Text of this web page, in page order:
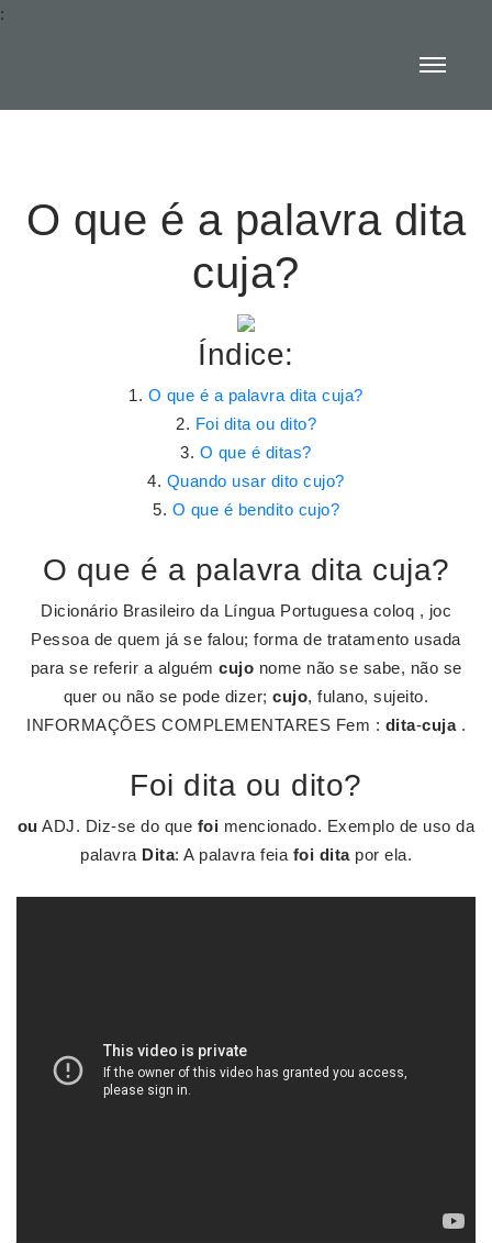
:
O que é a palavra dita
cuja?
Índice:
O que é a palavra dita cuja?
Foi dita ou dito?
O que é ditas?
Quando usar dito cujo?
O que é bendito cujo?
O que é a palavra dita cuja?
Dicionário Brasileiro da Língua Portuguesa coloq , joc
Pessoa de quem já se falou; forma de tratamento usada
para se referir a alguém cujo nome não se sabe, não se
quer ou não se pode dizer;cujo, fulano, sujeito.
INFORMAÇÕES COMPLEMENTARES Fem : dita-cuja.
Foi dita ou dito?
ou ADJ. Diz-se do que foi mencionado. Exemplo de uso da
palavra Dita: A palavra feia foi ditapor ela.